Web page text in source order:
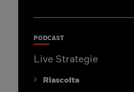
PODCAST
Live Strategie
Riascolta